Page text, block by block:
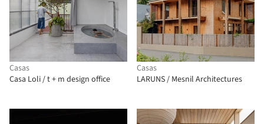
Casas
Casa Loli / t + m design office
Casas
LARUNS / Mesnil Architectures